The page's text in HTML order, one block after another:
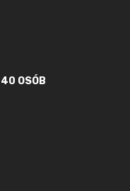
OSÓB